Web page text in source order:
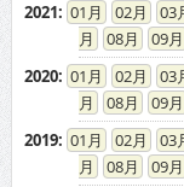
2021: 01 02 03
08
09
2020: 01 02 03
08
09
2019: 01 02 03
08
09